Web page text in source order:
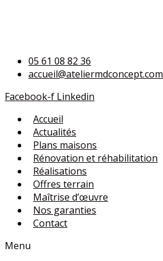
05 61 08 82 36
accueil@ateliermdconcept.com
Facebook-f Linkedin
Accueil
Actualités
Plans maisons
Rénovation et réhabilitation
Réalisations
Offres terrain
Maîtrise d’œuvre
Nos garanties
Contact
Menu